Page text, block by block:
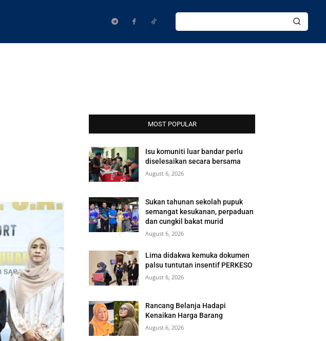
MOST POPULAR
Isu komuniti luar bandar perlu
diselesaikan secara bersama
August 6, 2026
Sukan tahunan sekolah pupuk
semangat kesukanan, perpaduan
dan cungkil bakat murid
August 6, 2026
Lima didakwa kemuka dokumen
palsu tuntutan insentif PERKESO
August 6, 2026
Rancang Belanja Hadapi
Kenaikan Harga Barang
August 6, 2026